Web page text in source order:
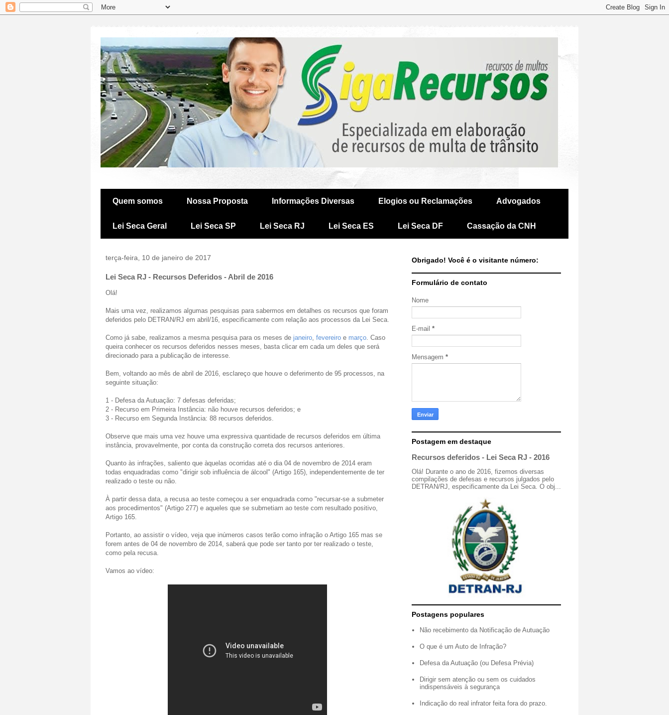
Quem somos Nossa Proposta Informações Diversas Elogios ou Reclamações Advogados
Lei Seca Geral Lei Seca SP Lei Seca RJ Lei Seca ES Lei Seca DF Cassação da CNH
terça-feira, 10 de janeiro de 2017
Lei Seca RJ - Recursos Deferidos - Abril de 2016
Olá!
Mais uma vez, realizamos algumas pesquisas para sabermos em detalhes os recursos que foram
deferidos pelo DETRAN/RJ em abril/16, especificamente com relação aos processos da Lei Seca.
Como já sabe, realizamos a mesma pesquisa para os meses de janeiro, fevereiro e março. Caso
queira conhecer os recursos deferidos nesses meses, basta clicar em cada um deles que será
direcionado para a publicação de interesse.
Bem, voltando ao mês de abril de 2016, esclareço que houve o deferimento de 95 processos, na
seguinte situação:
1 - Defesa da Autuação: 7 defesas deferidas;
2 - Recurso em Primeira Instância: não houve recursos deferidos; e
3 - Recurso em Segunda Instância: 88 recursos deferidos.
Observe que mais uma vez houve uma expressiva quantidade de recursos deferidos em última
instância, provavelmente, por conta da construção correta dos recursos anteriores.
Quanto às infrações, saliento que àquelas ocorridas até o dia 04 de novembro de 2014 eram
todas enquadradas como "dirigir sob influência de álcool" (Artigo 165), independentemente de ter
realizado o teste ou não.
À partir dessa data, a recusa ao teste começou a ser enquadrada como "recursar-se a submeter
aos procedimentos" (Artigo 277) e aqueles que se submetiam ao teste com resultado positivo,
Artigo 165.
Portanto, ao assistir o vídeo, veja que inúmeros casos terão como infração o Artigo 165 mas se
forem antes de 04 de novembro de 2014, saberá que pode ser tanto por ter realizado o teste,
como pela recusa.
Vamos ao vídeo:
Obrigado! Você é o visitante número:
Formulário de contato
Nome
E-mail *
Mensagem *
Postagem em destaque
Recursos deferidos - Lei Seca RJ - 2016
Olá! Durante o ano de 2016, fizemos diversas
compilações de defesas e recursos julgados pelo
DETRAN/RJ, especificamente da Lei Seca. O obj...
Postagens populares
Não recebimento da Notificação de Autuação
O que é um Auto de Infração?
Defesa da Autuação (ou Defesa Prévia)
Dirigir sem atenção ou sem os cuidados
indispensáveis à segurança
Indicação do real infrator feita fora do prazo.